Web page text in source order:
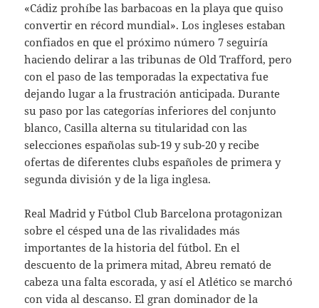
«Cádiz prohíbe las barbacoas en la playa que quiso
convertir en récord mundial». Los ingleses estaban
confiados en que el próximo número 7 seguiría
haciendo delirar a las tribunas de Old Trafford, pero
con el paso de las temporadas la expectativa fue
dejando lugar a la frustración anticipada. Durante
su paso por las categorías inferiores del conjunto
blanco, Casilla alterna su titularidad con las
selecciones españolas sub-19 y sub-20 y recibe
ofertas de diferentes clubs españoles de primera y
segunda división y de la liga inglesa.
Real Madrid y Fútbol Club Barcelona protagonizan
sobre el césped una de las rivalidades más
importantes de la historia del fútbol. En el
descuento de la primera mitad, Abreu remató de
cabeza una falta escorada, y así el Atlético se marchó
con vida al descanso. El gran dominador de la